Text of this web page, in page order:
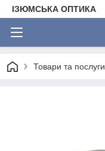
ІЗЮМСЬКА ОПТИКА
Товари та послуги